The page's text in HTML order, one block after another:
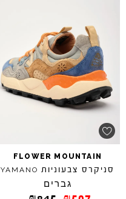
FLOWER MOUNTAIN
סניקרס צבעוניות YAMANO
גברים